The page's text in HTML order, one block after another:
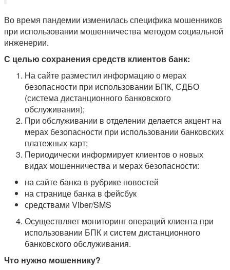
Во время пандемии изменилась специфика мошенников
при использовании мошенничества методом социальной
инженерии.
С целью сохранения средств клиентов банк:
На сайте разместил информацию о мерах
безопасности при использовании БПК, СДБО
(система дистанционного банковского
обслуживания);
При обслуживании в отделении делается акцент на
мерах безопасности при использовании банковских
платежных карт;
Периодически информирует клиентов о новых
видах мошенничества и мерах безопасности:
на сайте банка в рубрике новостей
на странице банка в фейсбук
средствами Viber/SMS
Осуществляет мониторинг операций клиента при
использовании БПК и систем дистанционного
банковского обслуживания.
Что нужно мошеннику?